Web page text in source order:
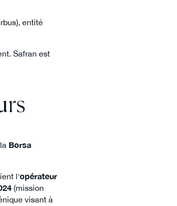
entité
Safran est
Borsa
l'opérateur
(mission
visant à